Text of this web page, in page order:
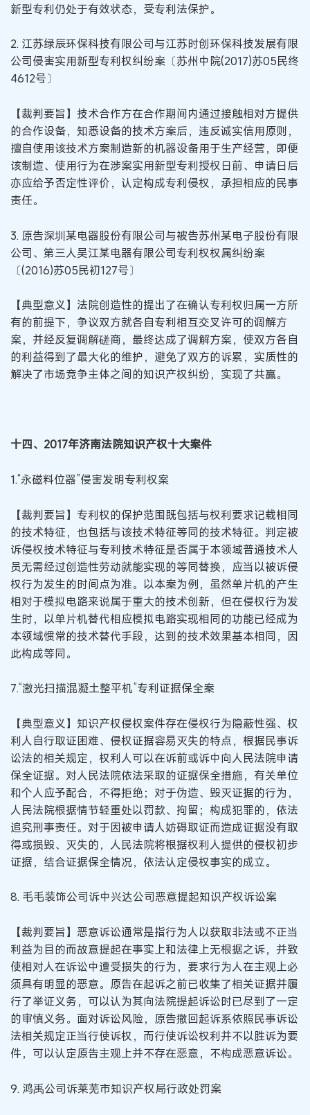
新型专利仍处于有效状态，受专利法保护。
2. 江苏绿辰环保科技有限公司与江苏时创环保科技发展有限
公司侵害实用新型专利权纠纷案〔苏州中院(2017)苏05民终
4612号〕
【裁判要旨】技术合作方在合作期间内通过接触相对方提供
的合作设备，知悉设备的技术方案后，违反诚实信用原则，
擅自使用该技术方案制造新的机器设备用于生产经营，即便
该制造、使用行为在涉案实用新型专利授权日前、申请日后
亦应给予否定性评价，认定构成专利侵权，承担相应的民事
责任。
3. 原告深圳某电器股份有限公司与被告苏州某电子股份有限
公司、第三人吴江某电器有限公司专利权权属纠纷案
〔(2016)苏05民初127号〕
【典型意义】法院创造性的提出了在确认专利权归属一方所
有的前提下，争议双方就各自专利相互交叉许可的调解方
案，并经反复调解磋商，最终达成了调解方案，使双方各自
的利益得到了最大化的维护，避免了双方的诉累，实质性的
解决了市场竞争主体之间的知识产权纠纷，实现了共赢。
十四、2017年济南法院知识产权十大案件
1.“永磁料位器”侵害发明专利权案
【裁判要旨】专利权的保护范围既包括与权利要求记载相同
的技术特征，也包括与该技术特征等同的技术特征。判定被
诉侵权技术特征与专利技术特征是否属于本领域普通技术人
员无需经过创造性劳动就能实现的等同替换，应当以被诉侵
权行为发生的时间点为准。以本案为例，虽然单片机的产生
相对于模拟电路来说属于重大的技术创新，但在侵权行为发
生时，以单片机替代相应模拟电路实现相同的功能已经成为
本领域惯常的技术替代手段，达到的技术效果基本相同，因
此构成等同。
7.“激光扫描混凝土整平机”专利证据保全案
【典型意义】知识产权侵权案件存在侵权行为隐蔽性强、权
利人自行取证困难、侵权证据容易灭失的特点，根据民事诉
讼法的相关规定，权利人可以在诉前或诉中向人民法院申请
保全证据。对人民法院依法采取的证据保全措施，有关单位
和个人应予配合，不得拒绝；对于伪造、毁灭证据的行为，
人民法院根据情节轻重处以罚款、拘留；构成犯罪的，依法
追究刑事责任。对于因被申请人妨碍取证而造成证据没有取
得或损毁、灭失的，人民法院将根据权利人提供的侵权初步
证据，结合证据保全情况，依法认定侵权事实的成立。
8. 毛毛装饰公司诉中兴达公司恶意提起知识产权诉讼案
【裁判要旨】恶意诉讼通常是指行为人以获取非法或不正当
利益为目的而故意提起在事实上和法律上无根据之诉，并致
使相对人在诉讼中遭受损失的行为，要求行为人在主观上必
须具有明显的恶意。原告在起诉之前已收集了相关证据并履
行了举证义务，可以认为其向法院提起诉讼时已尽到了一定
的审慎义务。面对诉讼风险，原告撤回起诉系依照民事诉讼
法相关规定正当行使诉权，而行使诉讼权利并不以胜诉为要
件，可以认定原告主观上并不存在恶意，不构成恶意诉讼。
9. 鸿禹公司诉莱芜市知识产权局行政处罚案